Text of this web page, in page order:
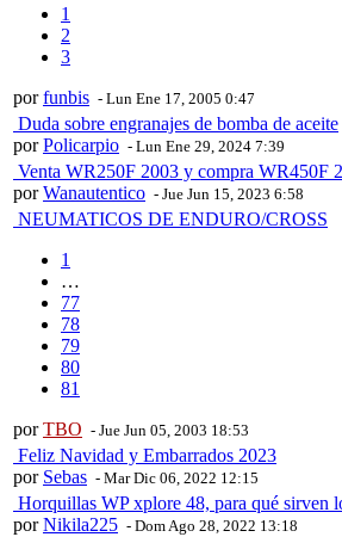
1
2
3
porfunbis - Lun Ene 17, 2005 0:47
Duda sobre engranajes de bomba de aceite
porPolicarpio - Lun Ene 29, 2024 7:39
Venta WR250F 2003 y compra WR450F
porWanautentico - Jue Jun 15, 2023 6:58
NEUMATICOS DE ENDURO/CROSS
1
…
77
78
79
80
81
porTBO - Jue Jun 05, 2003 18:53
Feliz Navidad y Embarrados 2023
por Sebas - Mar Dic 06, 2022 12:15
Horquillas WP xplore 48, para qué sirven
porNikila225 - Dom Ago 28, 2022 13:18